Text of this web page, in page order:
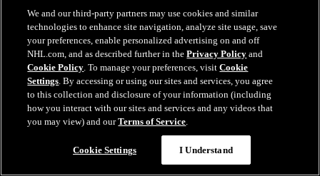
YouTube
We and our third-party partners may use cookies and similar
technologies to enhance site navigation, analyze site usage, save
your preferences, enable personalized advertising on and off
NHL.com, and as described further in thePrivacy Policy and
Cookie Policy. To manage your preferences, visitCookie
Settings. By accessing or using our sites and services, you agree
to this collection and disclosure of your information (including
how you interact with our sites and services and any videos that
you may view) and ourTerms of Service.
Cookie Settings I Understand